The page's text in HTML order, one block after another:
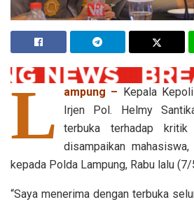
L ampung –
Kepala
Irjen Pol. Helmy
terbuka terhadap
disampaikan
kepada Polda Lampung, Rabu lalu
“Saya menerima dengan terbuka